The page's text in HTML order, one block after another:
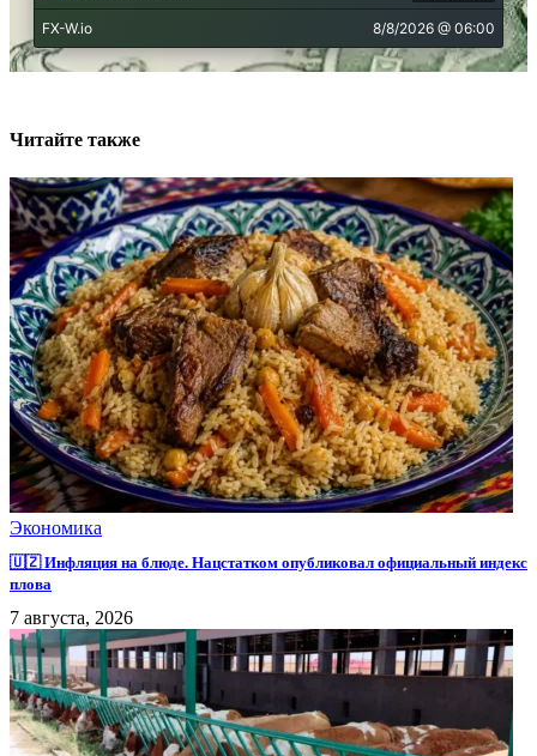
Читайте также
Экономика
🇺🇿 Инфляция на блюде. Нацстатком опубликовал официальный индекс
плова
7 августа, 2026